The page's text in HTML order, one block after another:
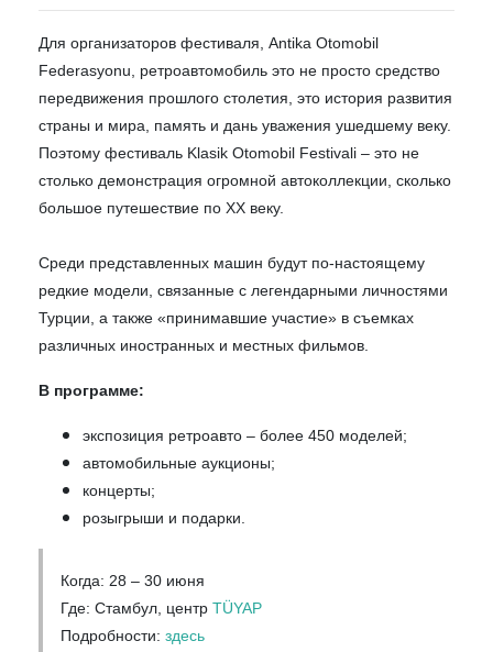
Для организаторов фестиваля, Antika Otomobil
Federasyonu, ретроавтомобиль это не просто средство
передвижения прошлого столетия, это история развития
страны и мира, память и дань уважения ушедшему веку.
Поэтому фестиваль Klasik Otomobil Festivali – это не
столько демонстрация огромной автоколлекции, сколько
большое путешествие по XX веку.
Среди представленных машин будут по-настоящему
редкие модели, связанные с легендарными личностями
Турции, а также «принимавшие участие» в съемках
различных иностранных и местных фильмов.
В программе:
экспозиция ретроавто – более 450 моделей;
автомобильные аукционы;
концерты;
розыгрыши и подарки.
Когда: 28 – 30 июня
Где: Стамбул, центр TÜYAP
Подробности: здесь